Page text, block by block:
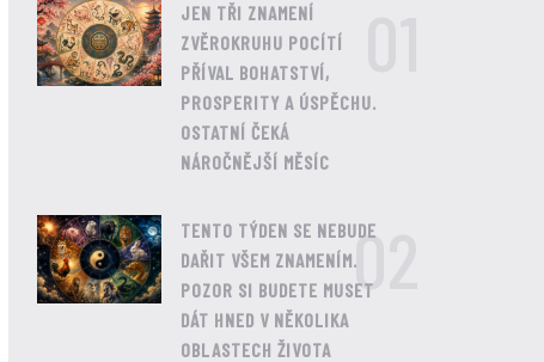
JEN TŘI ZNAMENÍ
ZVĚROKRUHU POCÍTÍ
PŘÍVAL BOHATSTVÍ,
PROSPERITY A ÚSPĚCHU.
OSTATNÍ ČEKÁ
NÁROČNĚJŠÍ MĚSÍC
TENTO TÝDEN SE NEBUDE
DAŘIT VŠEM ZNAMENÍM.
POZOR SI BUDETE MUSET
DÁT HNED V NĚKOLIKA
OBLASTECH ŽIVOTA
02